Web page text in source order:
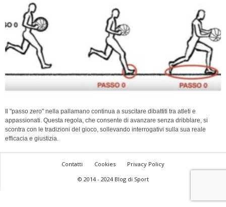
Il "passo zero" nella pallamano continua a suscitare dibattiti tra atleti e
appassionati. Questa regola, che consente di avanzare senza dribblare, si
scontra con le tradizioni del gioco, sollevando interrogativi sulla sua reale
efficacia e giustizia.
Contatti Cookies
Privacy Policy
© 2014 - 2024 Blog di Sport